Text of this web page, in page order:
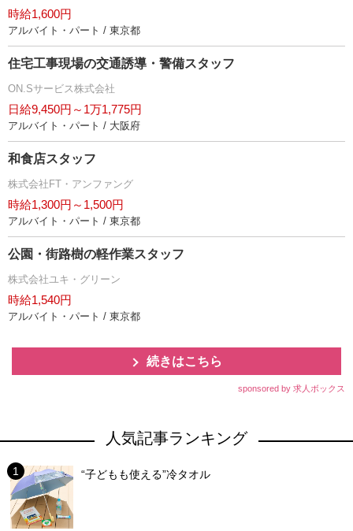
時給1,600円
アルバイト・パート / 東京都
住宅工事現場の交通誘導・警備スタッフ
ON.Sサービス株式会社
日給9,450円～1万1,775円
アルバイト・パート / 大阪府
和食店スタッフ
株式会社FT・アンファング
時給1,300円～1,500円
アルバイト・パート / 東京都
公園・街路樹の軽作業スタッフ
株式会社ユキ・グリーン
時給1,540円
アルバイト・パート / 東京都
続きはこちら
sponsored by 求人ボックス
人気記事ランキング
“子どもも使える”冷タオル